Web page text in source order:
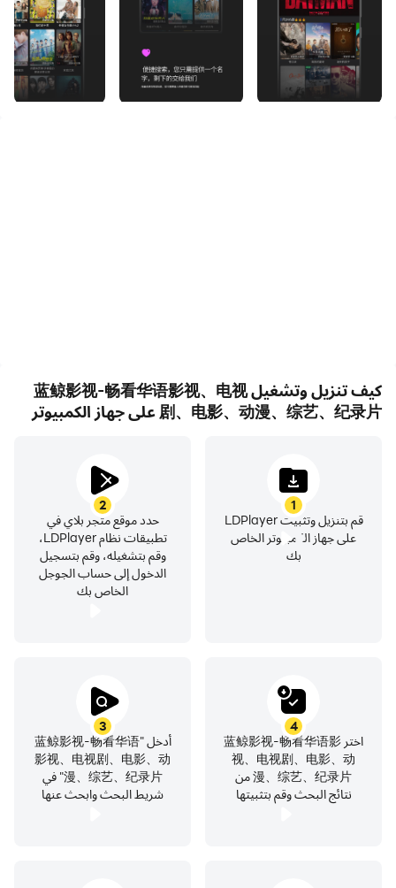
قم بتنزيل 蓝鲸影视-畅看华语影视、电视剧、电影、动漫、
综艺、纪录片 وتشغيله على جهاز الكمبيوتر الآن واستمتع
بالشاشة الكبيرة وجودة الصورة عالية الوضوح لإصدار الكمبيوتر
الشخصي!
عن طريق التجميع ، مما يسمح لك بالبحث عن الأفلام والمسلسلات
التلفزيونية والأفلام عالية الجودة ومشاهدتها في أي وقت وفي أي
المتنوعة والأفلام الوثائقية لتلبية احتياجاتك المختلفة الاحتياجات.
【تحديث مباشر】
يضمن فريق البحث والتطوير المحترف أن يتم تحديث بيانات
كيف تنزيل وتشغيل 蓝鲸影视-畅看华语影视、电视
剧、电影、动漫、综艺、纪录片 على جهاز الكمبيوتر
1
قم بتنزيل وتثبيت LDPlayer
على جهاز الكمبيوتر الخاص
بك
2
حدد موقع متجر بلاي في
تطبيقات نظام LDPlayer،
وقم بتشغيله، وقم بتسجيل
الدخول إلى حساب الجوجل
الخاص بك
3
أدخل "蓝鲸影视-畅看华语
影视、电视剧、电影、动
漫、综艺、纪录片" في
شريط البحث وابحث عنها
4
اختر 蓝鲸影视-畅看华语影
视、电视剧、电影、动
漫、综艺、纪录片 من
نتائج البحث وقم بتثبيتها